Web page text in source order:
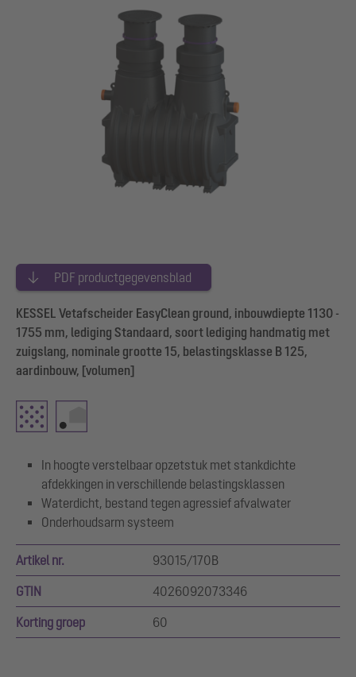
PDF productgegevensblad
KESSEL Vetafscheider EasyClean ground, inbouwdiepte 1130 -
1755 mm, lediging Standaard, soort lediging handmatig met
zuigslang, nominale grootte 15, belastingsklasse B 125,
aardinbouw, [volumen]
In hoogte verstelbaar opzetstuk met stankdichte
afdekkingen in verschillende belastingsklassen
Waterdicht, bestand tegen agressief afvalwater
Onderhoudsarm systeem
Artikel nr. 93015/170B
GTIN 4026092073346
Korting groep 60